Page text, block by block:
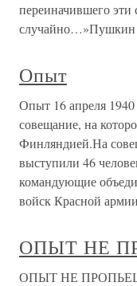
переиначившего
случайно…»Пушкин
Опыт
Опыт 16 апреля
совещание, на
Финляндией.На
выступили 46
командующие
войск Красной
ОПЫТ НЕ
ОПЫТ НЕ